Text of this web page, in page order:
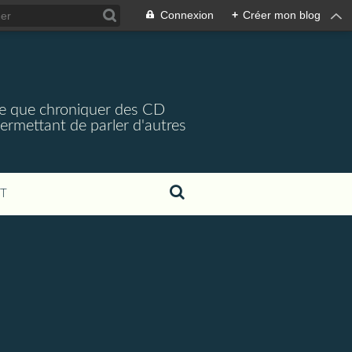
Connexion + Créer mon blog
que chroniquer des CD
de parler d'autres